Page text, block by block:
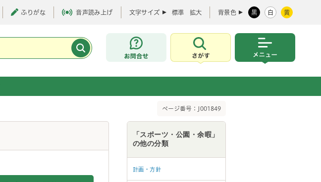
ふりがな 音声読み上げ 文字サイズ 標準 拡大 背景色 黒 白 黄
お問合せ
さがす
ページ番号：J001849
「スポーツ・公園・余暇」
の他の分類
計画・方針